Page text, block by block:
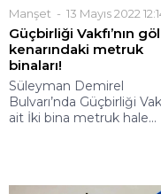
Manşet 13 Mayıs 2022
Güçbirliği Vakfı’nın göl
kenarındaki metruk
binaları!
Süleyman Demirel
Bulvarı’nda Güçbirliği
ait İki bina metruk hale...